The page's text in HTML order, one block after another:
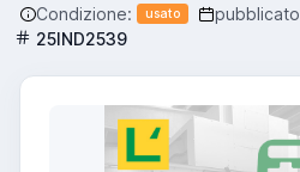
Condizione: usato
25IND2539